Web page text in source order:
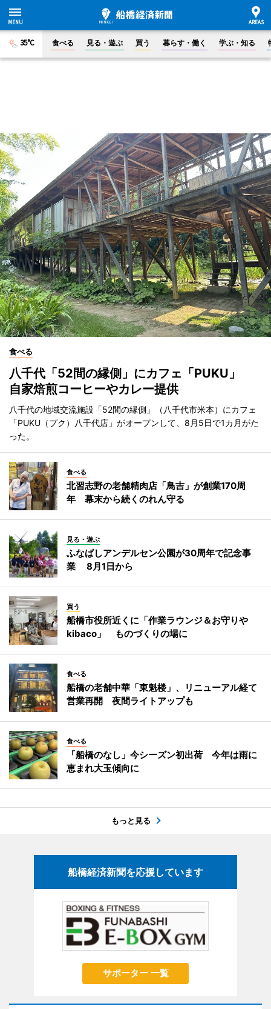
35°C 食べる 見る・遊ぶ 買う 暮らす・働く 学ぶ・知る
食べる
八千代「52間の縁側」にカフェ「PUKU」
自家焙煎コーヒーやカレー提供
八千代の地域交流施設「52間の縁側」（八千代市米本）にカフェ
「PUKU（プク）八千代店」がオープンして、8月5日で1カ月がた
った。
食べる
北習志野の老舗精肉店「鳥吉」が創業170周
年 幕末から続くのれん守る
見る・遊ぶ
ふなばしアンデルセン公園が30周年で記念事
業 8月1日から
買う
船橋市役所近くに「作業ラウンジ＆お守りや
kibaco」 ものづくりの場に
食べる
船橋の老舗中華「東魁楼」、リニューアル経て
営業再開 夜間ライトアップも
食べる
「船橋のなし」今シーズン初出荷 今年は雨に
恵まれ大玉傾向に
もっと見る
船橋経済新聞を応援しています
サポーター 一覧